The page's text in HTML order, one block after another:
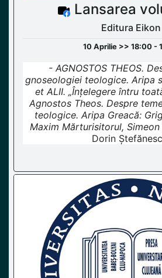
Lansarea
Editura Eikon
10 Aprilie >> 18:00 -
- AGNOSTOS THEOS.
gnoseologiei teologice. Aripa
et ALII. „Înțelegere întru
Agnostos Theos. Despre
teologice. Aripa Greacă:
Maxim Mărturisitorul,
Dorin